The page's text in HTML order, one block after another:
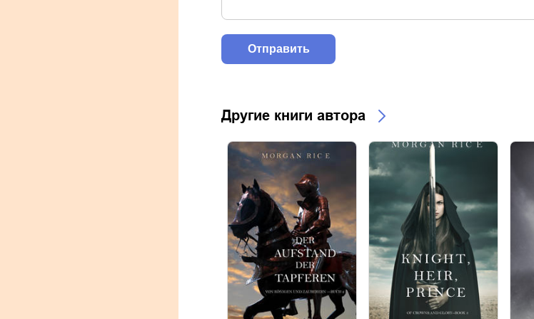
Другие книги автора